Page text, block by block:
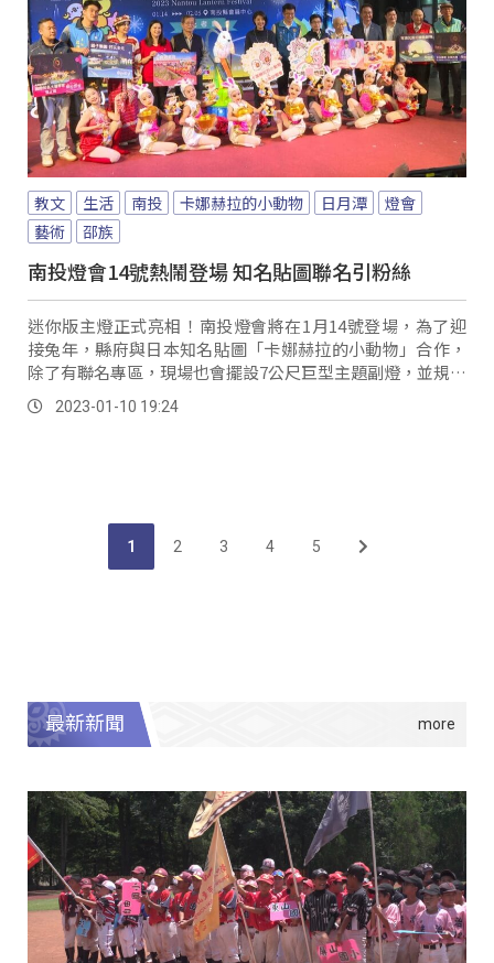
教文 生活 南投 卡娜赫拉的小動物 日月潭
燈會
藝術
邵族
南投燈會14號熱鬧登場 知名貼圖聯名引粉絲
迷你版主燈正式亮相！南投燈會將在1月14號登場，為了迎
接兔年，縣府與日本知名貼圖「卡娜赫拉的小動物」合作，
除了有聯名專區，現場也會擺設7公尺巨型主題副燈，並規劃
400台無人機展演等活動，希望帶給民眾熱...。
2023-01-10 19:24
1 2 3 4 5
最新新聞